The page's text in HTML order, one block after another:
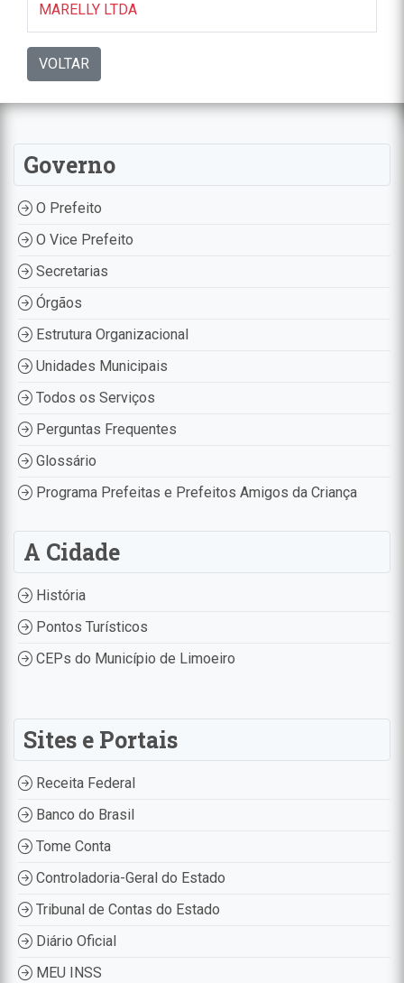
MARELLY LTDA
VOLTAR
Governo
O Prefeito
O Vice Prefeito
Secretarias
Órgãos
Estrutura Organizacional
Unidades Municipais
Todos os Serviços
Perguntas Frequentes
Glossário
Programa Prefeitas e Prefeitos Amigos da Criança
A Cidade
História
Pontos Turísticos
CEPs do Município de Limoeiro
Sites e Portais
Receita Federal
Banco do Brasil
Tome Conta
Controladoria-Geral do Estado
Tribunal de Contas do Estado
Diário Oficial
MEU INSS